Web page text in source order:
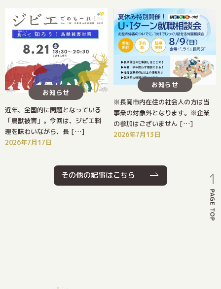
お知らせ
近年、全国的に問題となっている
「鳥獣被害」。今回は、ジビエ料
理を味わいながら、長 […]
2026年7月17日
お知らせ
※長岡市内在住の社会人の方は当
事業の対象外となります。※企業
の参加はございません […]
2026年7月13日
その他の記事はこちら